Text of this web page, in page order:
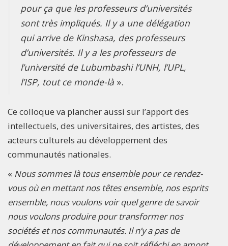
pour ça que les professeurs d’universités
sont très impliqués. Il y a une délégation
qui arrive de Kinshasa, des professeurs
d’universités. Il y a les professeurs de
l’université de Lubumbashi l’UNH, l’UPL,
l’ISP, tout ce monde-là ».
Ce colloque va plancher aussi sur l’apport des
intellectuels, des universitaires, des artistes, des
acteurs culturels au développement des
communautés nationales.
« Nous sommes là tous ensemble pour ce rendez-
vous où en mettant nos têtes ensemble, nos esprits
ensemble, nous voulons voir quel genre de savoir
nous voulons produire pour transformer nos
sociétés et nos communautés. Il n’y a pas de